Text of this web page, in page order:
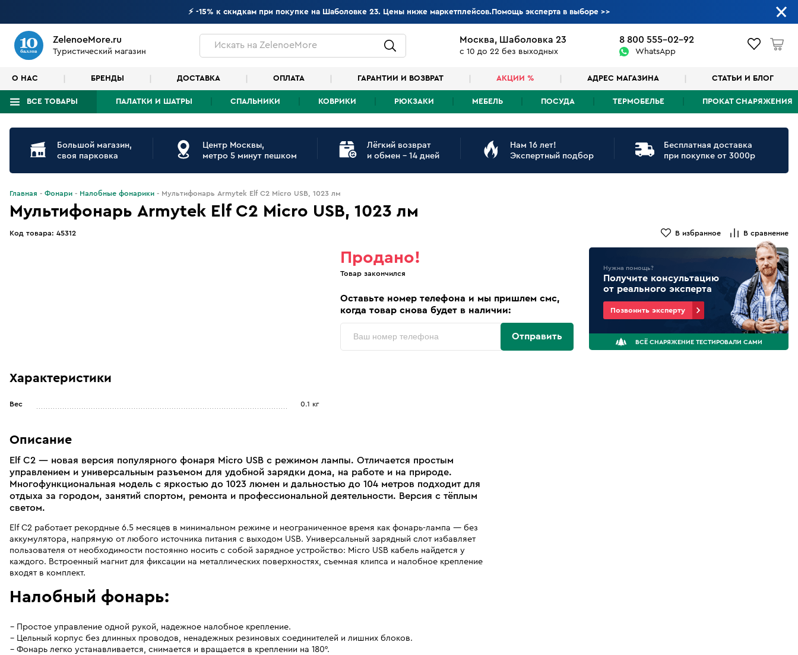
⚡ -15% к скидкам при покупке на Шаболовке 23. Цены ниже маркетплейсов.Помощь эксперта в выборе>>
ZelenoeMore.ru
Туристический магазин
Искатьна ZelenoeMore
Москва, Шаболовка 23
с 10 до 22 без выходных
8 800 555-02-92
WhatsApp
О НАС БРЕНДЫ ДОСТАВКА ОПЛАТА ГАРАНТИИ И ВОЗВРАТ АКЦИИ % АДРЕС МАГАЗИНА СТАТЬИ И БЛОГ
ВСЕ ТОВАРЫ ПАЛАТКИ И ШАТРЫ СПАЛЬНИКИ КОВРИКИ РЮКЗАКИ МЕБЕЛЬ ПОСУДА ТЕРМОБЕЛЬЕ ПРОКАТ СНАРЯЖЕНИЯ
Что будем искать?
Большой магазин,
своя парковка
Центр Москвы,
метро 5 минут пешком
Лёгкий возврат
и обмен - 14 дней
Нам 16 лет!
Экспертный подбор
Бесплатная доставка
при покупке от 3000р
Главная Фонари Налобные фонарики Мультифонарь Armytek Elf C2 Micro USB, 1023 лм
Мультифонарь Armytek Elf C2 Micro USB, 1023 лм
Код товара: 45312 В избранное В сравнение
Продано!
Товар закончился
Оставьте номер телефона и мы пришлем смс,
когда товар снова будет в наличии:
Отправить
Нужна помощь?
Получите консультацию
от реального эксперта
Позвонить эксперту
ВСЁ СНАРЯЖЕНИЕ ТЕСТИРОВАЛИ САМИ
Характеристики
Вес 0.1 кг
Описание
Elf C2 — новая версия популярного фонаря Micro USB с режимом лампы. Отличается простым
управлением и универсальным разъемом для удобной зарядки дома, на работе и на природе.
Многофункциональная модель с яркостью до 1023 люмен и дальностью до 104 метров подходит для
отдыха за городом, занятий спортом, ремонта и профессиональной деятельности. Версия с тёплым
светом.
Elf C2 работает рекордные 6.5 месяцев в минимальном режиме и неограниченное время как фонарь-лампа — без
аккумулятора, напрямую от любого источника питания с выходом USB. Универсальный зарядный слот избавляет
пользователя от необходимости постоянно носить с собой зарядное устройство: Micro USB кабель найдется у
каждого. Встроенный магнит для фиксации на металлических поверхностях, съемная клипса и налобное крепление
входят в комплект.
Налобный фонарь:
Простое управление одной рукой, надежное налобное крепление.
Цельный корпус без длинных проводов, ненадежных резиновых соединителей и лишних блоков.
Фонарь легко устанавливается, снимается и вращается в креплении на 180°.